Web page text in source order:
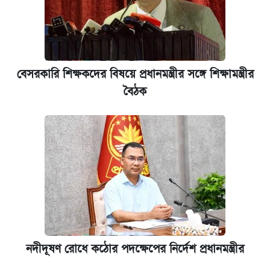
কবে শুরু হচ্ছে ঢাবির ভর্তি আবেদন, জানাল কর্তৃপক্ষ
যুক্তরাষ্ট্র থেকে আরও ২৩ বাংলাদেশিকে দেশে
ফেরত পাঠানো হলো
ইপিএস প্রকাশ করেছে ঢাকা ব্যাংক
আজকের বাজারে স্বর্ণের দাম (৪ আগস্ট)
বেসরকারি শিক্ষকদের বিষয়ে প্রধানমন্ত্রীর সঙ্গে শিক্ষামন্ত্রীর
বৈঠক
নদীদূষণ রোধে কঠোর পদক্ষেপের নির্দেশ প্রধানমন্ত্রীর